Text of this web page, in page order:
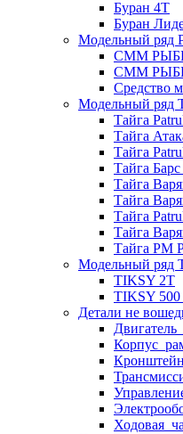
Буран 4Т
Буран
Модельный ряд
СММ
СММ
Средство
Модельный ряд
Тайга
Тайга
Тайга
Тайга
Тайга
Тайга
Тайга
Тайга
Тайга РМ
Модельный ряд
TIKSY 2T
TIKSY 500
Детали не
Двигатель_